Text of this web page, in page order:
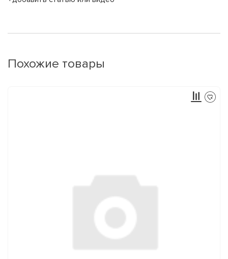
Похожие товары